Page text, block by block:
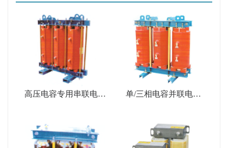
高压电容专用串联电抗
单/三相电容并联电抗